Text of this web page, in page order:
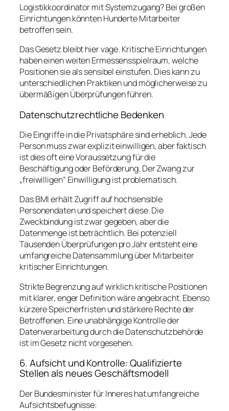
Logistikkoordinator mit Systemzugang? Bei großen
Einrichtungen könnten Hunderte Mitarbeiter
betroffen sein.
Das Gesetz bleibt hier vage. Kritische Einrichtungen
haben einen weiten Ermessensspielraum, welche
Positionen sie als sensibel einstufen. Dies kann zu
unterschiedlichen Praktiken und möglicherweise zu
übermäßigen Überprüfungen führen.
Datenschutzrechtliche Bedenken
Die Eingriffe in die Privatsphäre sind erheblich. Jede
Person muss zwar explizit einwilligen, aber faktisch
ist dies oft eine Voraussetzung für die
Beschäftigung oder Beförderung. Der Zwang zur
„freiwilligen“ Einwilligung ist problematisch.
Das BMI erhält Zugriff auf hochsensible
Personendaten und speichert diese. Die
Zweckbindung ist zwar gegeben, aber die
Datenmenge ist beträchtlich. Bei potenziell
Tausenden Überprüfungen pro Jahr entsteht eine
umfangreiche Datensammlung über Mitarbeiter
kritischer Einrichtungen.
Strikte Begrenzung auf wirklich kritische Positionen
mit klarer, enger Definition wäre angebracht. Ebenso
kürzere Speicherfristen und stärkere Rechte der
Betroffenen. Eine unabhängige Kontrolle der
Datenverarbeitung durch die Datenschutzbehörde
ist im Gesetz nicht vorgesehen.
6. Aufsicht und Kontrolle: Qualifizierte
Stellen als neues Geschäftsmodell
Der Bundesminister für Inneres hat umfangreiche
Aufsichtsbefugnisse: